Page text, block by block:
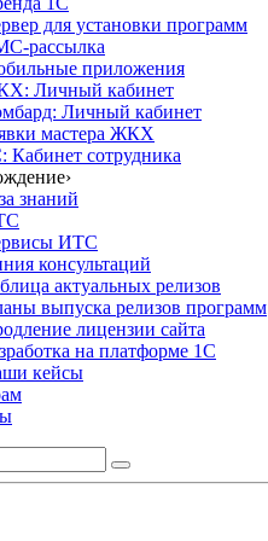
для установки программ
рассылка
приложения
Личный кабинет
Личный кабинет
мастера ЖКХ
Кабинет сотрудника
›
знаний
ИТС
консультаций
актуальных релизов
выпуска релизов программ
лицензии сайта
на платформе 1С
кейсы